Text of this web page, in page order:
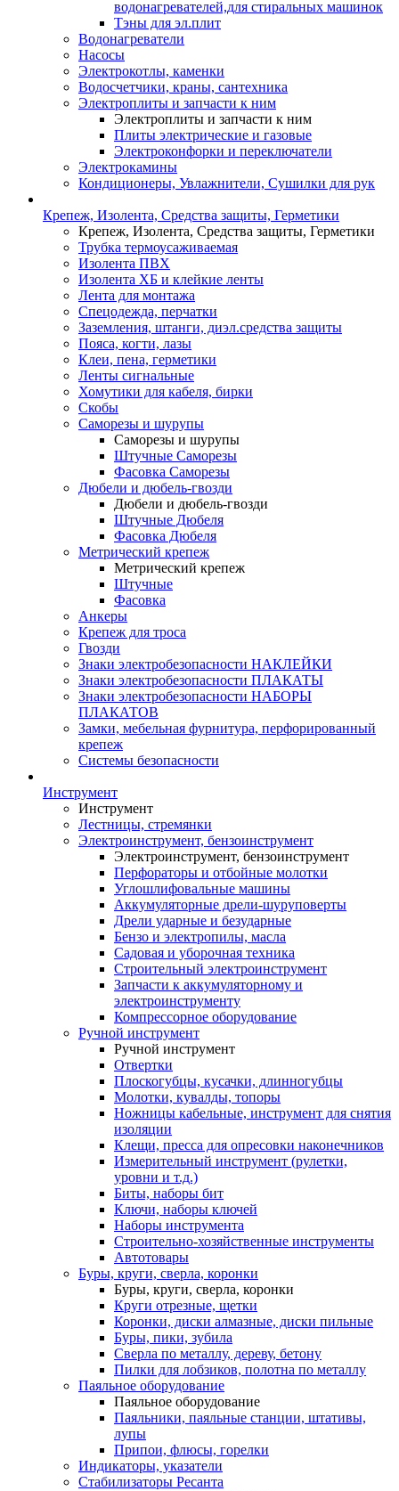
водонагревателей,для стиральных машинок
Тэны для эл.плит
Водонагреватели
Насосы
Электрокотлы, каменки
Водосчетчики, краны, сантехника
Электроплиты и запчасти к ним
Электроплиты и запчасти к ним
Плиты электрические и газовые
Электроконфорки и переключатели
Электрокамины
Кондиционеры, Увлажнители, Сушилки для рук
Крепеж, Изолента, Средства защиты, Герметики
Крепеж, Изолента, Средства защиты, Герметики
Трубка термоусаживаемая
Изолента ПВХ
Изолента ХБ и клейкие ленты
Лента для монтажа
Спецодежда, перчатки
Заземления, штанги, диэл.средства защиты
Пояса, когти, лазы
Клеи, пена, герметики
Ленты сигнальные
Хомутики для кабеля, бирки
Скобы
Саморезы и шурупы
Саморезы и шурупы
Штучные Саморезы
Фасовка Саморезы
Дюбели и дюбель-гвозди
Дюбели и дюбель-гвозди
Штучные Дюбеля
Фасовка Дюбеля
Метрический крепеж
Метрический крепеж
Штучные
Фасовка
Анкеры
Крепеж для троса
Гвозди
Знаки электробезопасности НАКЛЕЙКИ
Знаки электробезопасности ПЛАКАТЫ
Знаки электробезопасности НАБОРЫ
ПЛАКАТОВ
Замки, мебельная фурнитура, перфорированный
крепеж
Системы безопасности
Инструмент
Инструмент
Лестницы, стремянки
Электроинструмент, бензоинструмент
Электроинструмент, бензоинструмент
Перфораторы и отбойные молотки
Углошлифовальные машины
Аккумуляторные дрели-шуруповерты
Дрели ударные и безударные
Бензо и электропилы, масла
Садовая и уборочная техника
Строительный электроинструмент
Запчасти к аккумуляторному и
электроинструменту
Компрессорное оборудование
Ручной инструмент
Ручной инструмент
Отвертки
Плоскогубцы, кусачки, длинногубцы
Молотки, кувалды, топоры
Ножницы кабельные, инструмент для снятия
изоляции
Клещи, пресса для опресовки наконечников
Измерительный инструмент (рулетки,
уровни и т.д.)
Биты, наборы бит
Ключи, наборы ключей
Наборы инструмента
Строительно-хозяйственные инструменты
Автотовары
Буры, круги, сверла, коронки
Буры, круги, сверла, коронки
Круги отрезные, щетки
Коронки, диски алмазные, диски пильные
Буры, пики, зубила
Сверла по металлу, дереву, бетону
Пилки для лобзиков, полотна по металлу
Паяльное оборудование
Паяльное оборудование
Паяльники, паяльные станции, штативы,
лупы
Припои, флюсы, горелки
Индикаторы, указатели
Стабилизаторы Ресанта